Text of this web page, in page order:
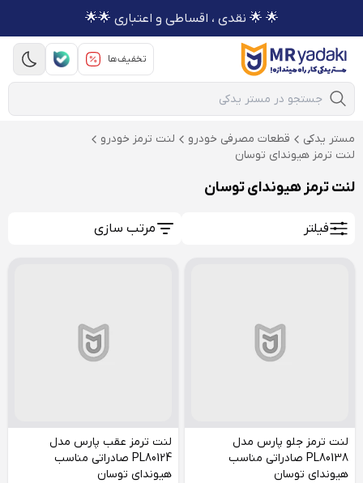
🌟 🌟 نقدی ، اقساطی و اعتباری 🌟🌟
تخفیف‌ها
Mobile Search
مستر یدکی قطعات مصرفی خودرو
لنت ترمز خودرو
لنت ترمز هیوندای توسان
لنت ترمز هیوندای توسان
فیلتر مرتب سازی
لنت ترمز جلو پارس مدل
PL80138 صادراتی مناسب
هیوندای توسان
لنت ترمز عقب پارس مدل
PL80124 صادراتی مناسب
هیوندای توسان